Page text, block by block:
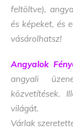
feltöltve),
és képeket, és
vásárolhatsz!
Angyalok
angyali
közvetítések.
világát.
Várlak